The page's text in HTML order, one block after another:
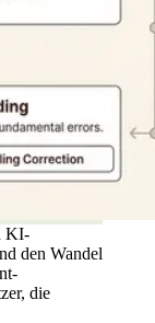
KI-
den Wandel
die